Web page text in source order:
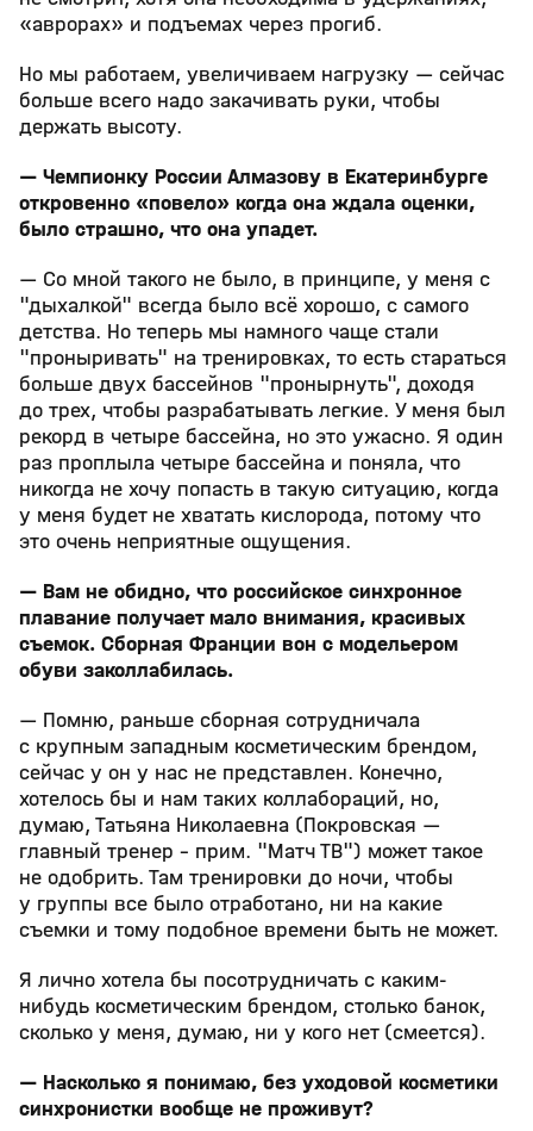
«аврорах» и подъемах через прогиб.
Но мы работаем, увеличиваем нагрузку — сейчас
больше всего надо закачивать руки, чтобы
держать высоту.
— Чемпионку России Алмазову в Екатеринбурге
откровенно «повело» когда она ждала оценки,
было страшно, что она упадет.
— Со мной такого не было, в принципе, у меня с
"дыхалкой" всегда было всё хорошо, с самого
детства. Но теперь мы намного чаще стали
"проныривать" на тренировках, то есть стараться
больше двух бассейнов "пронырнуть", доходя
до трех, чтобы разрабатывать легкие. У меня был
рекорд в четыре бассейна, но это ужасно. Я один
раз проплыла четыре бассейна и поняла, что
никогда не хочу попасть в такую ситуацию, когда
у меня будет не хватать кислорода, потому что
это очень неприятные ощущения.
— Вам не обидно, что российское синхронное
плавание получает мало внимания, красивых
съемок. Сборная Франции вон с модельером
обуви заколлабилась.
— Помню, раньше сборная сотрудничала
с крупным западным косметическим брендом,
сейчас у он у нас не представлен. Конечно,
хотелось бы и нам таких коллабораций, но,
думаю, Татьяна Николаевна (Покровская —
главный тренер - прим. "Матч ТВ") может такое
не одобрить. Там тренировки до ночи, чтобы
у группы все было отработано, ни на какие
съемки и тому подобное времени быть не может.
Я лично хотела бы посотрудничать с каким-
нибудь косметическим брендом, столько банок,
сколько у меня, думаю, ни у кого нет (смеется).
— Насколько я понимаю, без уходовой косметики
синхронистки вообще не проживут?